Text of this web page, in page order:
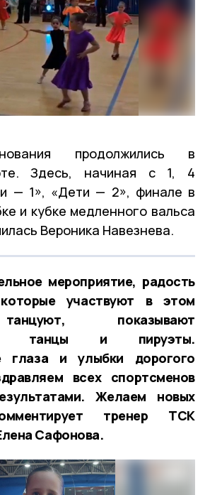
продолжились в
Здесь, начиная с 1, 4
— 1», «Дети — 2», финале в
и кубке медленного вальса
Вероника Навезнева.
мероприятие, радость
участвуют в этом
показывают
танцы и пируэты.
глаза и улыбки дорогого
всех спортсменов
Желаем новых
тренер ТСК
Сафонова.